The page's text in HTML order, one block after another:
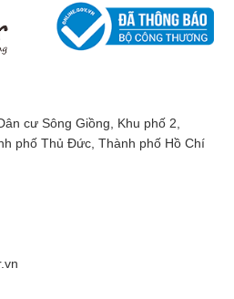
cư Sông Giồng, Khu phố 2,
phố Thủ Đức, Thành phố Hồ Chí